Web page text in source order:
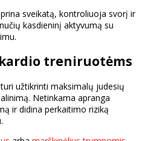
sveikatą, kontroliuoja svorį ir
kasdieninį aktyvumą su
treniruotėms
užtikrinti maksimalų judesių
Netinkama apranga
ir didina perkaitimo riziką